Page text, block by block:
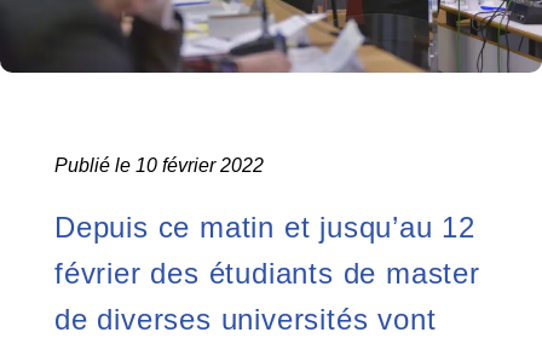
Publié le 10 février 2022
Depuis ce matin et jusqu’au 12
février des étudiants de master
de diverses universités vont